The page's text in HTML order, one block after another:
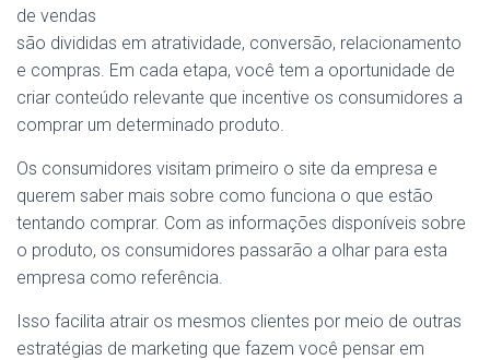
de vendas
são divididas em atratividade, conversão, relacionamento
e compras. Em cada etapa, você tem a oportunidade de
criar conteúdo relevante que incentive os consumidores a
comprar um determinado produto.
Os consumidores visitam primeiro o site da empresa e
querem saber mais sobre como funciona o que estão
tentando comprar. Com as informações disponíveis sobre
o produto, os consumidores passarão a olhar para esta
empresa como referência.
Isso facilita atrair os mesmos clientes por meio de outras
estratégias de marketing que fazem você pensar em